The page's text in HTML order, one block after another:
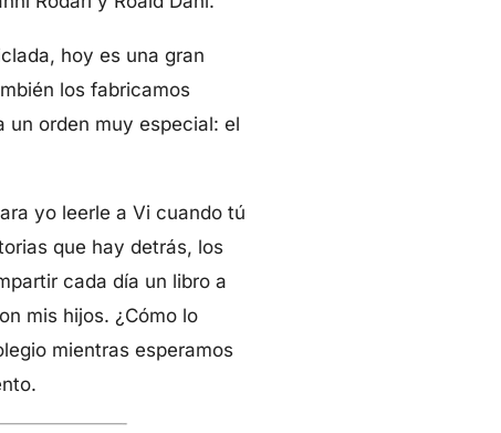
hoy es una gran
los fabricamos
un orden muy especial: el
yo leerle a Vi cuando tú
que hay detrás, los
cada día un libro a
mis hijos. ¿Cómo lo
mientras esperamos